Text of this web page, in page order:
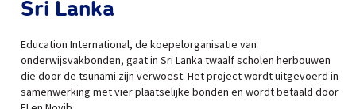
Sri Lanka
Education International, de koepelorganisatie van
onderwijsvakbonden, gaat in Sri Lanka twaalf scholen herbouwen
die door de tsunami zijn verwoest. Het project wordt uitgevoerd in
samenwerking met vier plaatselijke bonden en wordt betaald door